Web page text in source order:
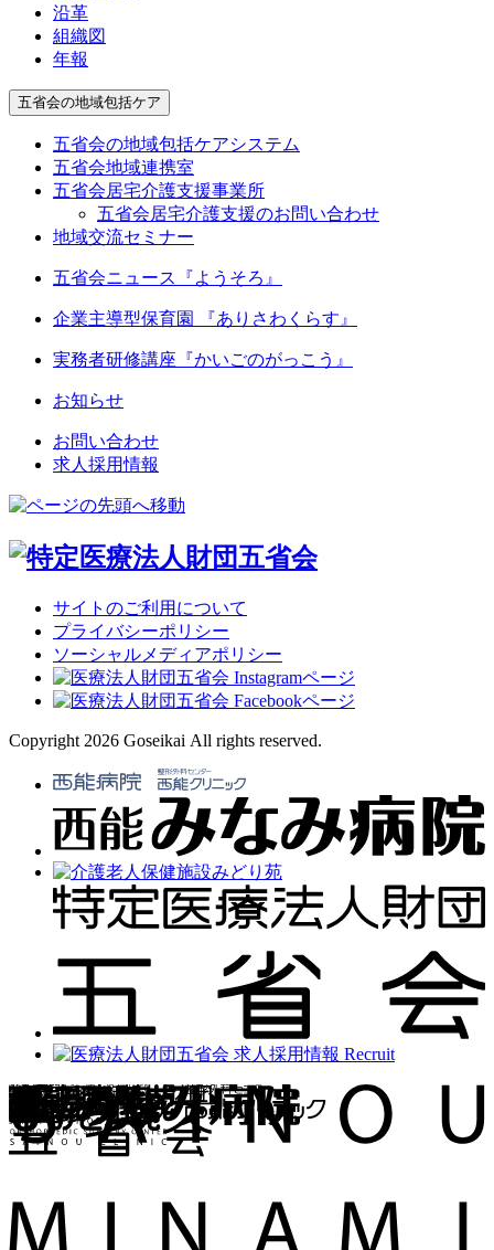
沿革
組織図
年報
五省会の地域包括ケア
五省会の地域包括ケアシステム
五省会地域連携室
五省会居宅介護支援事業所
五省会居宅介護支援のお問い合わせ
地域交流セミナー
五省会ニュース『ようそろ』
企業主導型保育園 『ありさわくらす』
実務者研修講座 『かいごのがっこう』
お知らせ
お問い合わせ
求人採用情報
サイトのご利用について
プライバシーポリシー
ソーシャルメディアポリシー
Copyright 2026 Goseikai All rights reserved.